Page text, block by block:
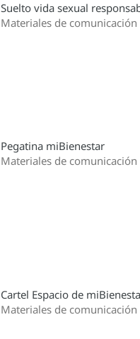
Suelto vida sexual
Materiales de comunicación
Pegatina miBienestar
Materiales de comunicación
Cartel Espacio de
Materiales de comunicación